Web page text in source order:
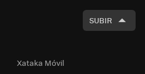
SUBIR
Xataka Móvil